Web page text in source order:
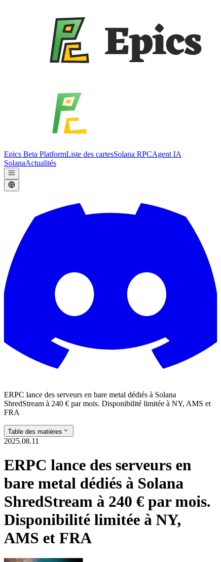
Epics Beta PlatformListe des cartesSolana RPCAgent IA
SolanaActualités
ERPC lance des serveurs en bare metal dédiés à Solana
ShredStream à 240 € par mois. Disponibilité limitée à NY, AMS et
FRA
Table des matières
2025.08.11
ERPC lance des serveurs en
bare metal dédiés à Solana
ShredStream à 240 € par mois.
Disponibilité limitée à NY,
AMS et FRA